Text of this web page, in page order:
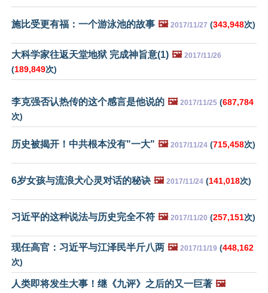
施比受更有福：一个游泳池的故事 🖼️ 2017/11/27 (343,948次)
大科学家往返天堂地狱 完成神旨意(1) 🖼️ 2017/11/26
(189,849次)
李克强否认热传的这个感言是他说的 🖼️ 2017/11/25 (687,784
次)
历史被揭开！中共根本没有"一大" 🖼️ 2017/11/24 (715,458次)
6岁女孩与流浪犬心灵对话的秘诀 🖼️ 2017/11/24 (141,018次)
习近平的这种说法与历史完全不符 🖼️ 2017/11/20 (257,151次)
现任高官：习近平与江泽民半斤八两 🖼️ 2017/11/19 (448,162
次)
人类即将发生大事！继《九评》之后的又一巨著 🖼️